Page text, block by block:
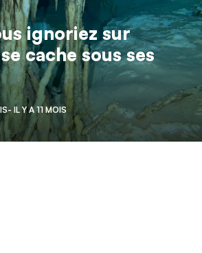
ignoriez sur
cache sous ses
- IL Y A 11 MOIS